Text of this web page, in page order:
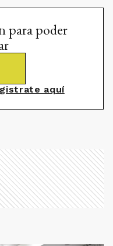
para poder
aquí